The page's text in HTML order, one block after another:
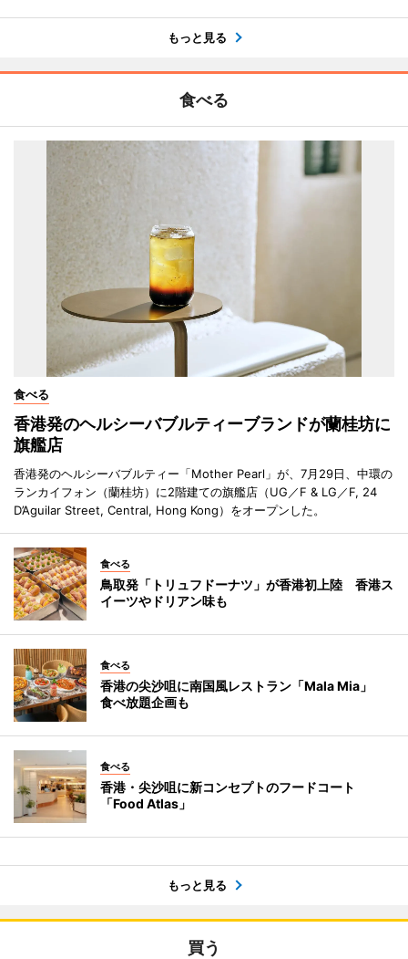
もっと見る
食べる
食べる
香港発のヘルシーバブルティーブランドが蘭桂坊に
旗艦店
香港発のヘルシーバブルティー「Mother Pearl」が、7月29日、中環の
ランカイフォン（蘭桂坊）に2階建ての旗艦店（UG／F & LG／F, 24
D’Aguilar Street, Central, Hong Kong）をオープンした。
食べる
鳥取発「トリュフドーナツ」が香港初上陸 香港ス
イーツやドリアン味も
食べる
香港の尖沙咀に南国風レストラン「Mala Mia」
食べ放題企画も
食べる
香港・尖沙咀に新コンセプトのフードコート
「Food Atlas」
もっと見る
買う